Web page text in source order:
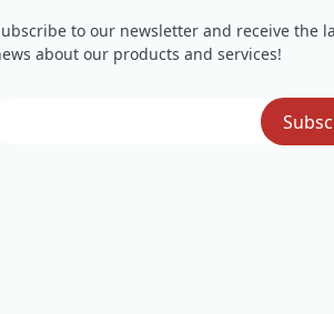
to our newsletter and receive the
about our products and services!